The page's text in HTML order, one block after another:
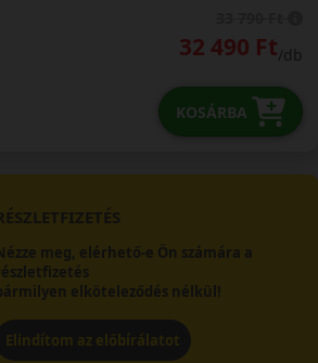
32 490 Ft/db
KOSÁRBA
meg, elérhető-e Ön számára a
elköteleződés nélkül!
Elindítom az előbírálatot